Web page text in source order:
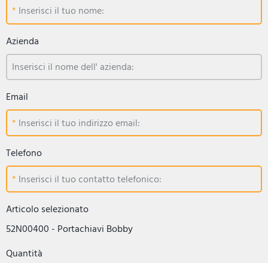
Inserisci il tuo nome:
Azienda
Inserisci il nome dell' azienda:
Email
Inserisci il tuo indirizzo email:
Telefono
Inserisci il tuo contatto telefonico:
Articolo selezionato
52N00400 - Portachiavi Bobby
Quantità